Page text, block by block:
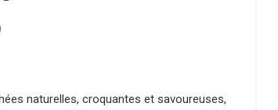
naturelles, croquantes et savoureuses,